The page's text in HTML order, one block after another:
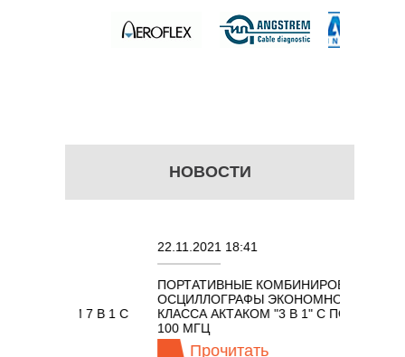
НОВОСТИ
7 В 1 С
22.11.2021 18:41
ПОРТАТИВНЫЕ КОМБИНИРОВАННЫЕ
ОСЦИЛЛОГРАФЫ ЭКОНОМНОГО
КЛАССА АКТАКОМ "3 В 1" С ПОЛОСОЙ
100 МГЦ
Прочитать